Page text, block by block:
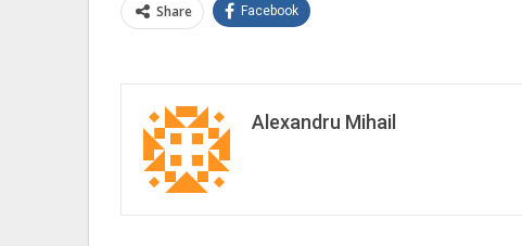
Share Facebook
Alexandru Mihail